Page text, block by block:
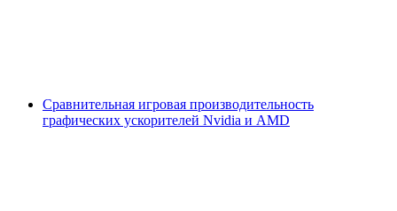
Сравнительная игровая производительность
графических ускорителей Nvidia и AMD